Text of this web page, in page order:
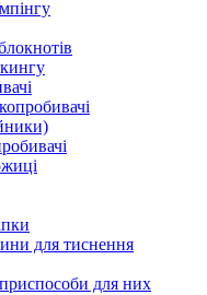
для тиснення
для них